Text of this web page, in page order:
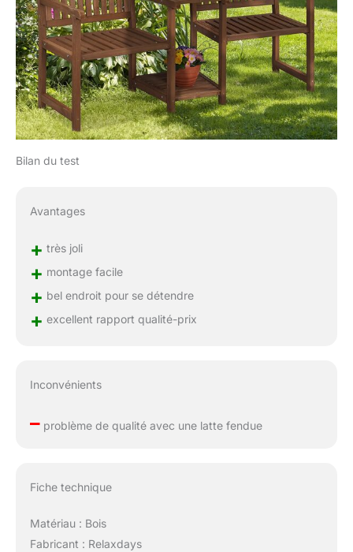
Bilan du test
Avantages
+ très joli
+ montage facile
+ bel endroit pour se détendre
+ excellent rapport qualité-prix
Inconvénients
–problème de qualité avec une latte fendue
Fiche technique
Matériau : Bois
Fabricant : Relaxdays